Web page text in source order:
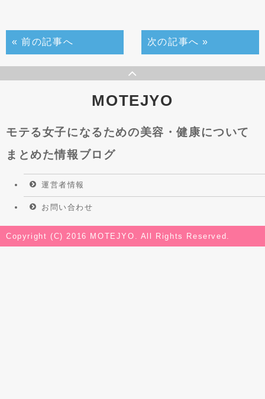
« 前の記事へ 次の記事へ »
MOTEJYO
モテる女子になるための美容・健康について
まとめた情報ブログ
運営者情報
お問い合わせ
Copyright (C) 2016 MOTEJYO. All Rights Reserved.